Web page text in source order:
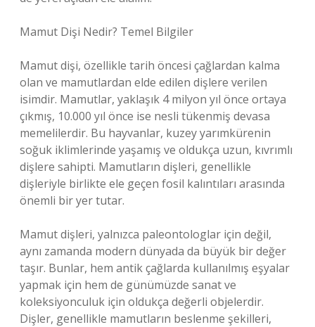
Mamut Dişi Nedir? Temel Bilgiler
Mamut dişi, özellikle tarih öncesi çağlardan kalma
olan ve mamutlardan elde edilen dişlere verilen
isimdir. Mamutlar, yaklaşık 4 milyon yıl önce ortaya
çıkmış, 10.000 yıl önce ise nesli tükenmiş devasa
memelilerdir. Bu hayvanlar, kuzey yarımkürenin
soğuk iklimlerinde yaşamış ve oldukça uzun, kıvrımlı
dişlere sahipti. Mamutların dişleri, genellikle
dişleriyle birlikte ele geçen fosil kalıntıları arasında
önemli bir yer tutar.
Mamut dişleri, yalnızca paleontologlar için değil,
aynı zamanda modern dünyada da büyük bir değer
taşır. Bunlar, hem antik çağlarda kullanılmış eşyalar
yapmak için hem de günümüzde sanat ve
koleksiyonculuk için oldukça değerli objelerdir.
Dişler, genellikle mamutların beslenme şekilleri,